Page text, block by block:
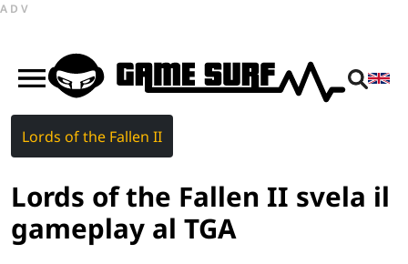
ADV
Lords of the Fallen II
Lords of the Fallen II svela il
gameplay al TGA